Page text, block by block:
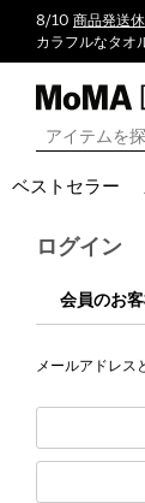
8/10 商品発送
カラフルなタオ
ベストセラー
ログイン
会員のお
メールアドレス